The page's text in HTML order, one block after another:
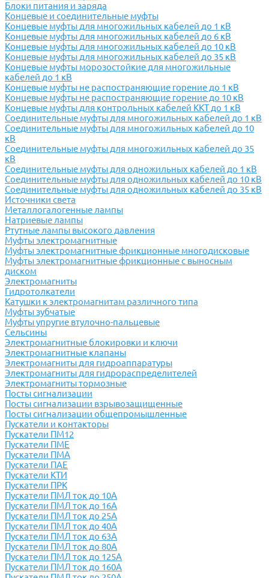
Блоки питания и заряда
Концевые и соединительные муфты
Концевые муфты для многожильных кабелей до 1 кВ
Концевые муфты для многожильных кабелей до 6 кВ
Концевые муфты для многожильных кабелей до 10 кВ
Концевые муфты для многожильных кабелей до 35 кВ
Концевые муфты морозостойкие для многожильные
кабелей до 1 кВ
Концевые муфты не распостраняющие горение до 1 кВ
Концевые муфты не распостраняющие горение до 10 кВ
Концевые муфты для контрольных кабелей ККТ до 1 кВ
Соединительные муфты для многожильных кабелей до 1 кВ
Соединительные муфты для многожильных кабелей до 10
кВ
Соединительные муфты для многожильных кабелей до 35
кВ
Соединительные муфты для одножильных кабелей до 1 кВ
Соединительные муфты для одножильных кабелей до 10 кВ
Соединительные муфты для одножильных кабелей до 35 кВ
Источники света
Металлогалогенные лампы
Натриевые лампы
Ртутные лампы высокого давления
Муфты электромагнитные
Муфты электромагнитные фрикционные многодисковые
Муфты электромагнитные фрикционные с выносным
диском
Электромагниты
Гидротолкатели
Катушки к электромагнитам различного типа
Муфты зубчатые
Муфты упругие втулочно-пальцевые
Сельсины
Электромагнитные блокировки и ключи
Электромагнитные клапаны
Электромагниты для гидроаппаратуры
Электромагниты для гидрораспределителей
Электромагниты тормозные
Посты сигнализации
Посты сигнализации взрывозащищенные
Посты сигнализации общепромышленные
Пускатели и контакторы
Пускатели ПМ12
Пускатели ПМЕ
Пускатели ПМА
Пускатели ПАЕ
Пускатели КТИ
Пускатели ПРК
Пускатели ПМЛ ток до 10А
Пускатели ПМЛ ток до 16А
Пускатели ПМЛ ток до 25А
Пускатели ПМЛ ток до 40А
Пускатели ПМЛ ток до 63А
Пускатели ПМЛ ток до 80А
Пускатели ПМЛ ток до 125А
Пускатели ПМЛ ток до 160А